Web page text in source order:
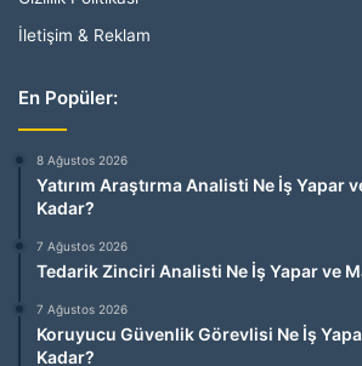
İletişim & Reklam
En Popüler:
8 Ağustos 2026
Yatırım Araştırma Analisti Ne İş Yapar
Kadar?
7 Ağustos 2026
Tedarik Zinciri Analisti Ne İş Yapar ve
7 Ağustos 2026
Koruyucu Güvenlik Görevlisi Ne İş
Kadar?